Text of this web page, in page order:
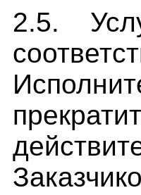
2.5.